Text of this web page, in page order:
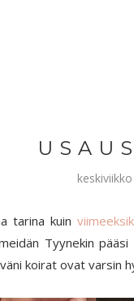
U S A U
tarina kuin
Tyynekin
koirat ovat varsin